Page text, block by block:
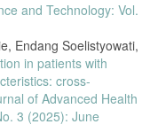
Rineka Cipta,
Health Risk
Ambient Air Pollution in
vol. 8, no. 6, pp. 252–
and Technology: Vol.
Endang Soelistyowati,
in patients with
cross-
of Advanced Health
3 (2025): June